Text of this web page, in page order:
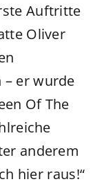
Auftritte
Oliver
– er wurde
Of The
anderem
hier raus!“